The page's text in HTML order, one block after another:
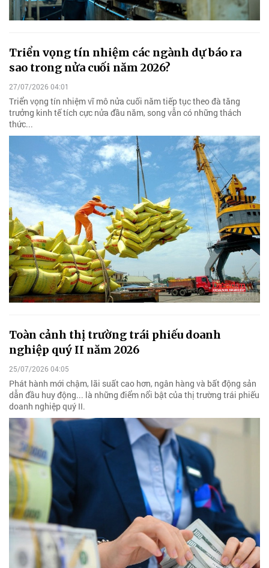
Triển vọng tín nhiệm các ngành dự báo ra
sao trong nửa cuối năm 2026?
27/07/2026 04:01
Triển vọng tín nhiệm vĩ mô nửa cuối năm tiếp tục theo đà tăng
trưởng kinh tế tích cực nửa đầu năm, song vẫn có những thách
thức...
Toàn cảnh thị trường trái phiếu doanh
nghiệp quý II năm 2026
25/07/2026 04:05
Phát hành mới chậm, lãi suất cao hơn, ngân hàng và bất động sản
dẫn đầu huy động... là những điểm nổi bật của thị trường trái phiếu
doanh nghiệp quý II.